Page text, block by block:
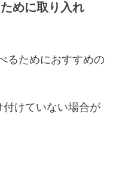
めに取り入れ
るためにおすすめの
けていない場合が